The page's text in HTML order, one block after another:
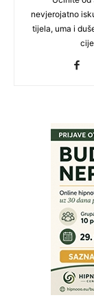
nevjerojatno
tijela, uma i